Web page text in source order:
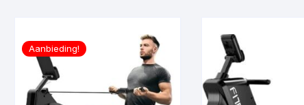
Aanbieding!